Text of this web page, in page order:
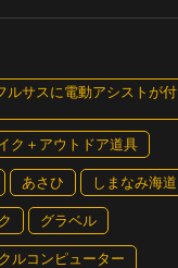
ルサスに電動アシストが付
ク＋アウトドア道具
あさひ しまなみ海道
グラベル
ルコンピューター